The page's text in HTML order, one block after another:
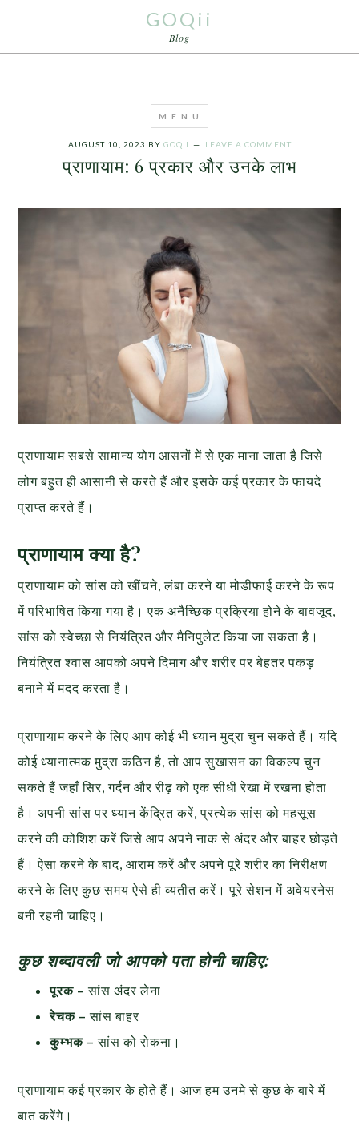
GOQii
Blog
AUGUST 10, 2023 BY GOQII LEAVE A COMMENT
प्राणायाम: 6 प्रकार और उनके लाभ
प्राणायाम सबसे सामान्य योग आसनों में से एक माना जाता है जिसे
लोग बहुत ही आसानी से करते हैं और इसके कई प्रकार के फायदे
प्राप्त करते हैं।
प्राणायाम क्या है?
प्राणायाम को सांस को खींचने, लंबा करने या मोडीफाई करने के रूप
में परिभाषित किया गया है। एक अनैच्छिक प्रक्रिया होने के बावजूद,
सांस को स्वेच्छा से नियंत्रित और मैनिपुलेट किया जा सकता है।
नियंत्रित श्वास आपको अपने दिमाग और शरीर पर बेहतर पकड़
बनाने में मदद करता है।
प्राणायाम करने के लिए आप कोई भी ध्यान मुद्रा चुन सकते हैं। यदि
कोई ध्यानात्मक मुद्रा कठिन है, तो आप सुखासन का विकल्प चुन
सकते हैं जहाँ सिर, गर्दन और रीढ़ को एक सीधी रेखा में रखना होता
है। अपनी सांस पर ध्यान केंद्रित करें, प्रत्येक सांस को महसूस
करने की कोशिश करें जिसे आप अपने नाक से अंदर और बाहर छोड़ते
हैं। ऐसा करने के बाद, आराम करें और अपने पूरे शरीर का निरीक्षण
करने के लिए कुछ समय ऐसे ही व्यतीत करें। पूरे सेशन में अवेयरनेस
बनी रहनी चाहिए।
कुछ शब्दावली जो आपको पता होनी चाहिए:
पूरक – सांस अंदर लेना
रेचक –सांस बाहर
कुम्भक – सांस को रोकना।
प्राणायाम कई प्रकार के होते हैं। आज हम उनमे से कुछ के बारे में
बात करेंगे।